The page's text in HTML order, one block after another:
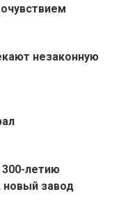
незаконную
летию
новый завод